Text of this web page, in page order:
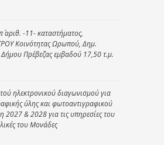
αριθ. -11- καταστήματος,
Κοινότητας Ωρωπού, Δημ.
Πρέβεζας εμβαδού 17,50 τ.μ.
ηλεκτρονικού διαγωνισμού για
ύλης και φωτοαντιγραφικού
2027 & 2028 για τις υπηρεσίες του
του Μονάδες